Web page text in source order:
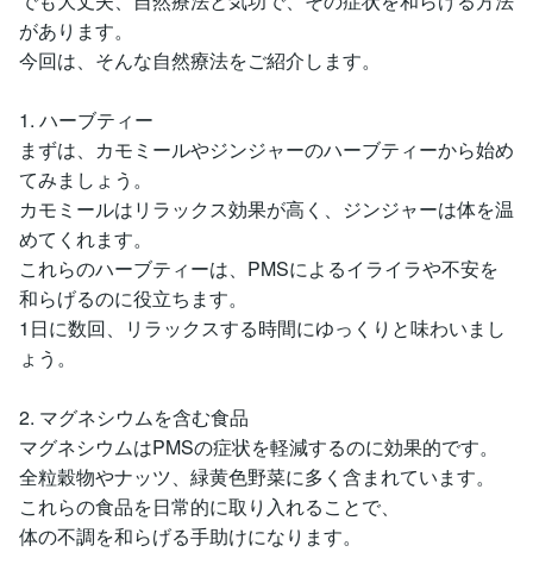
があります。
今回は、そんな自然療法をご紹介します。
1. ハーブティー
まずは、カモミールやジンジャーのハーブティーから始め
てみましょう。
カモミールはリラックス効果が高く、ジンジャーは体を温
めてくれます。
これらのハーブティーは、PMSによるイライラや不安を
和らげるのに役立ちます。
1日に数回、リラックスする時間にゆっくりと味わいまし
ょう。
2. マグネシウムを含む食品
マグネシウムはPMSの症状を軽減するのに効果的です。
全粒穀物やナッツ、緑黄色野菜に多く含まれています。
これらの食品を日常的に取り入れることで、
体の不調を和らげる手助けになります。